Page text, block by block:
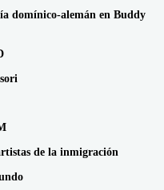
domínico-alemán en Buddy
de la inmigración